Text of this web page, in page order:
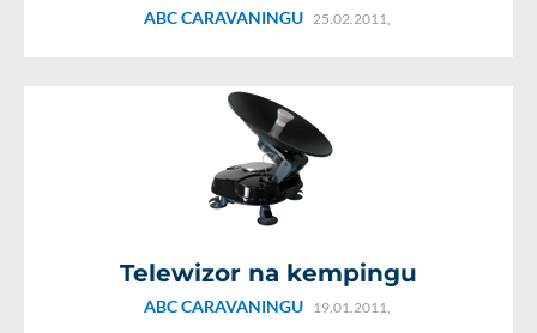
ABC CARAVANINGU 25.02.2011,
Telewizor na kempingu
ABC CARAVANINGU 19.01.2011,